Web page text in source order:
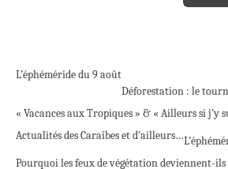
L’éphéméride du 9 août
Déforestation : le
« Vacances aux Tropiques » & « Ailleurs si j’y
Actualités des Caraïbes et d’ailleurs…
Pourquoi les feux de végétation deviennent-